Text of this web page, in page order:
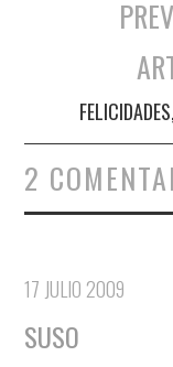
Navegación
2
17 JULIO 2009
SUSO